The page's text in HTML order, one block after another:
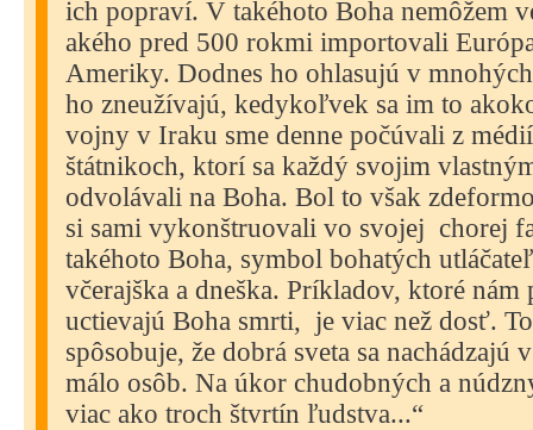
ich popraví. V takéhoto Boha nemôžem
akého pred 500 rokmi importovali
Ameriky. Dodnes ho ohlasujú v
ho zneužívajú, kedykoľvek sa im to
vojny v Iraku sme denne počúvali z
štátnikoch, ktorí sa každý svojim
odvolávali na Boha. Bol to však
si sami vykonštruovali vo svojej chorej
takéhoto Boha, symbol bohatých
včerajška a dneška. Príkladov, ktoré nám
uctievajú Boha smrti, je viac než dosť.
spôsobuje, že dobrá sveta sa
málo osôb. Na úkor chudobných a
viac ako troch štvrtín ľudstva...“